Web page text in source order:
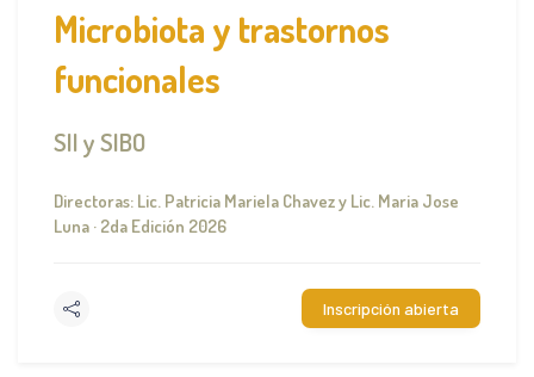
Microbiota y trastornos
funcionales
SII y SIBO
Directoras: Lic. Patricia Mariela Chavez y Lic. Maria Jose
Luna · 2da Edición 2026
Inscripción abierta